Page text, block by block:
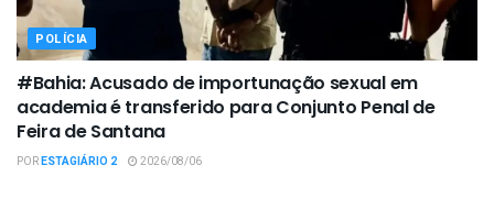
POLÍCIA
#Bahia: Acusado de importunação sexual em
academia é transferido para Conjunto Penal de
Feira de Santana
PORESTAGIÁRIO 2 2026/08/06